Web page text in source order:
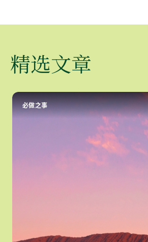
精选文章
必做之事